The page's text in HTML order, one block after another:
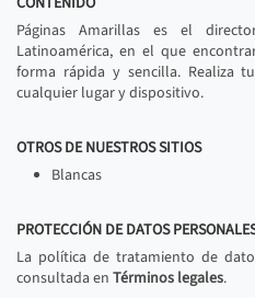
Páginas Amarillas es el
Latinoamérica, en el que
forma rápida y sencilla. Realiza
cualquier lugar y dispositivo.
OTROS DE NUESTROS SITIOS
Blancas
PROTECCIÓN DE DATOS
La política de tratamiento de
consultada en Términos legales.